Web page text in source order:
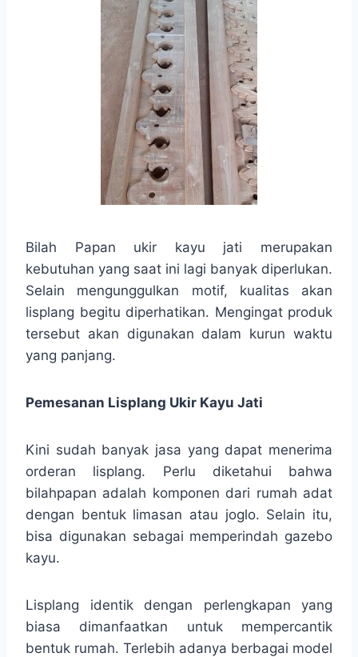
Bilah Papan ukir kayu jati merupakan
kebutuhan yang saat ini lagi banyak diperlukan.
Selain mengunggulkan motif, kualitas akan
lisplang begitu diperhatikan. Mengingat produk
tersebut akan digunakan dalam kurun waktu
yang panjang.
Pemesanan Lisplang Ukir Kayu Jati
Kini sudah banyak jasa yang dapat menerima
orderan lisplang. Perlu diketahui bahwa
bilahpapan adalah komponen dari rumah adat
dengan bentuk limasan atau joglo. Selain itu,
bisa digunakan sebagai memperindah gazebo
kayu.
Lisplang identik dengan perlengkapan yang
biasa dimanfaatkan untuk mempercantik
bentuk rumah. Terlebih adanya berbagai model